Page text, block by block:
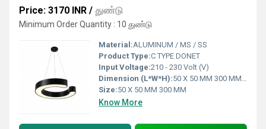
Price: 3170 INR / துண்டு
Minimum Order Quantity : 10 துண்டு
Material:ALUMINUM / MS / SS
Product Type:C TYPE DONET
Input Voltage:210 - 230 Volt (V)
Dimension (L*W*H):50 X 50 MM 300 MM Millimeter (mm)
Size:50 X 50 MM 300 MM
Know More